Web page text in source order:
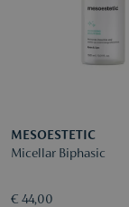
MESOESTETIC
Micellar Biphasic
€ 44,00